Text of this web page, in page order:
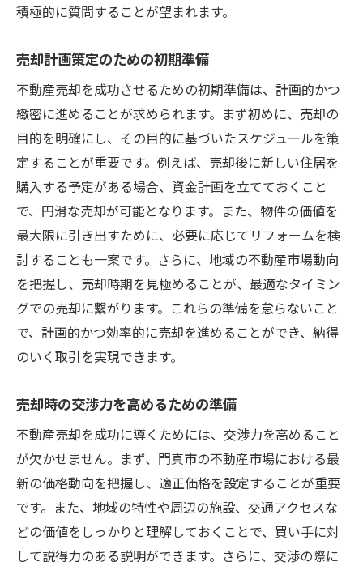
積極的に質問することが望まれます。
売却計画策定のための初期準備
不動産売却を成功させるための初期準備は、計画的かつ
緻密に進めることが求められます。まず初めに、売却の
目的を明確にし、その目的に基づいたスケジュールを策
定することが重要です。例えば、売却後に新しい住居を
購入する予定がある場合、資金計画を立てておくこと
で、円滑な売却が可能となります。また、物件の価値を
最大限に引き出すために、必要に応じてリフォームを検
討することも一案です。さらに、地域の不動産市場動向
を把握し、売却時期を見極めることが、最適なタイミン
グでの売却に繋がります。これらの準備を怠らないこと
で、計画的かつ効率的に売却を進めることができ、納得
のいく取引を実現できます。
売却時の交渉力を高めるための準備
不動産売却を成功に導くためには、交渉力を高めること
が欠かせません。まず、門真市の不動産市場における最
新の価格動向を把握し、適正価格を設定することが重要
です。また、地域の特性や周辺の施設、交通アクセスな
どの価値をしっかりと理解しておくことで、買い手に対
して説得力のある説明ができます。さらに、交渉の際に